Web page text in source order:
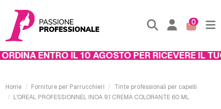
0
ENTRO IL 10 AGOSTO PER RICEVERE IL
Home Forniture per Parrucchieri
Tinte professionali per capelli
L'OREAL PROFESSIONNEL INOA 9.1 CREMA COLORANTE 60 ML